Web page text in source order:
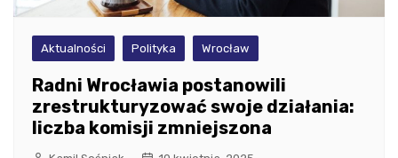
Aktualności Polityka Wrocław
Radni Wrocławia postanowili
zrestrukturyzować swoje działania:
liczba komisji zmniejszona